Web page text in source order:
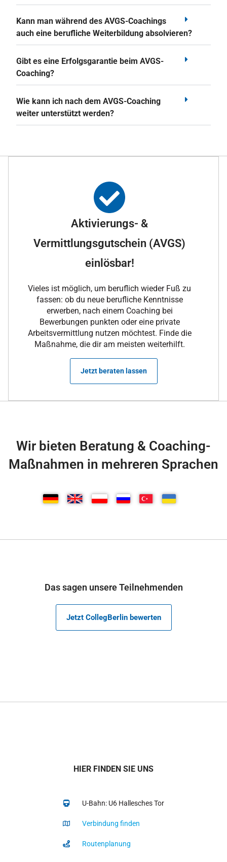
Kann man während des AVGS-Coachings
auch eine berufliche Weiterbildung absolvieren?
Gibt es eine Erfolgsgarantie beim AVGS-
Coaching?
Wie kann ich nach dem AVGS-Coaching
weiter unterstützt werden?
Aktivierungs- &
Vermittlungsgutschein (AVGS)
einlösbar!
Vieles ist möglich, um beruflich wieder Fuß zu
fassen: ob du neue berufliche Kenntnisse
erwerben, nach einem Coaching bei
Bewerbungen punkten oder eine private
Arbeitsvermittlung nutzen möchtest. Finde die
Maßnahme, die dir am meisten weiterhilft.
Jetzt beraten lassen
Wir bieten Beratung & Coaching-
Maßnahmen in mehreren Sprachen
Das sagen unsere Teilnehmenden
Jetzt CollegBerlin bewerten
HIER FINDEN SIE UNS
U-Bahn: U6 Hallesches Tor
Verbindung finden
Routenplanung